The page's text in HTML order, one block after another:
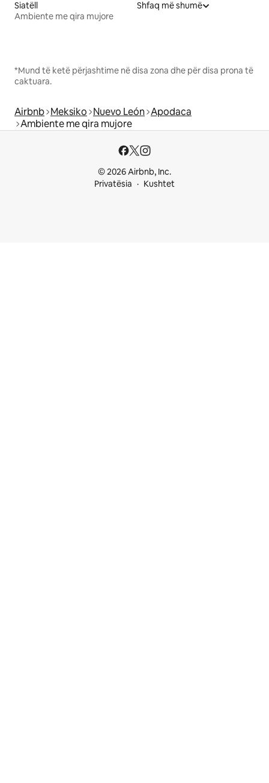
Siatëll
Ambiente me qira mujore
Shfaq më shumë
*Mund të ketë përjashtime në disa zona dhe për disa prona të
caktuara.
Airbnb Meksiko Nuevo León Apodaca
Ambiente me qira mujore
© 2026 Airbnb, Inc.
Privatësia
Kushtet